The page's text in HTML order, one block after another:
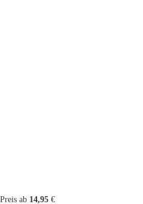
Preis ab 14,95 €